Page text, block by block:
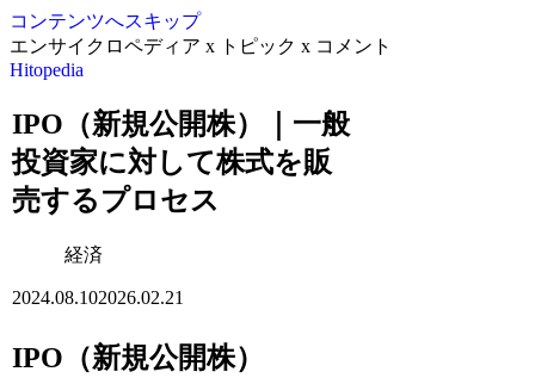
コンテンツへスキップ
エンサイクロペディア x トピック x コメント
Hitopedia
IPO（新規公開株）｜一般
投資家に対して株式を販
売するプロセス
経済
2024.08.102026.02.21
IPO（新規公開株）